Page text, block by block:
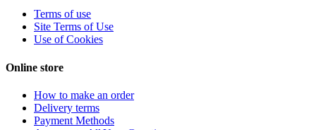
Terms of use
Site Terms of Use
Use of Cookies
Online store
How to make an order
Delivery terms
Payment Methods